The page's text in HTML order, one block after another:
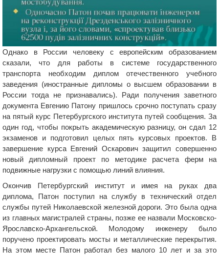
Однако в России человеку с европейским образованием
сказали, что для работы в системе государственного
транспорта необходим диплом отечественного учебного
заведения (иностранные дипломы о высшем образовании в
России тогда не признавались). Ради получения заветного
документа Евгению Патону пришлось срочно поступать сразу
на пятый курс Петербургского института путей сообщения. За
один год, чтобы покрыть академическую разницу, он сдал 12
экзаменов и подготовил целых пять курсовых проектов. В
завершение курса Евгений Оскарович защитил совершенно
новый дипломный проект по методике расчета ферм на
подвижные нагрузки с помощью линий влияния.
Окончив Петербургский институт и имея на руках два
диплома, Патон поступил на службу в технический отдел
службы путей Николаевской железной дороги. Это была одна
из главных магистралей страны, позже ее назвали Московско-
Ярославско-Архангельской. Молодому инженеру было
поручено проектировать мосты и металлические перекрытия.
На этом месте Патон работал без малого 10 лет и за это